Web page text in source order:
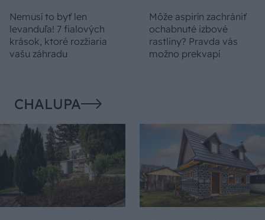
Nemusí to byť len
levanduľa! 7 fialových
krások, ktoré rozžiaria
vašu záhradu
Môže aspirín zachrániť
ochabnuté izbové
rastliny? Pravda vás
možno prekvapí
CHALUPA